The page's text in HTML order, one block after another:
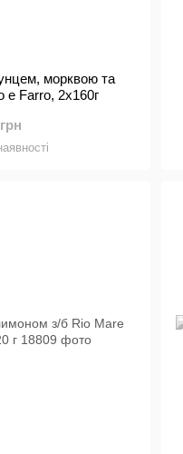
морквою та
e Farro, 2х160г